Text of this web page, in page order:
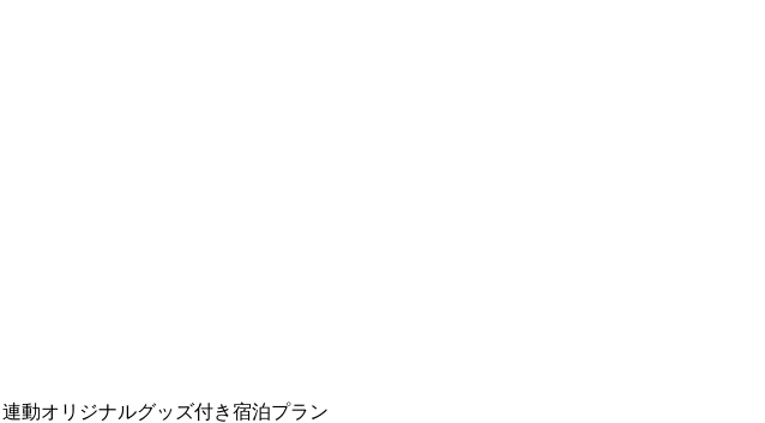
動オリジナルグッズ付き宿泊プラン